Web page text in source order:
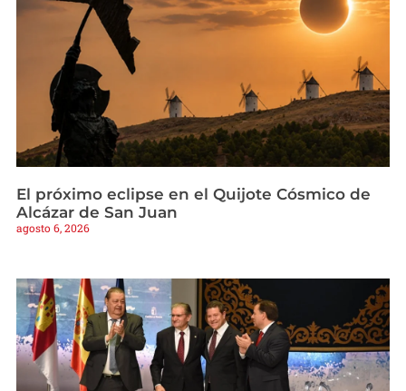
El próximo eclipse en el Quijote Cósmico de
Alcázar de San Juan
agosto 6, 2026